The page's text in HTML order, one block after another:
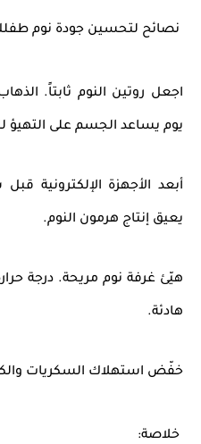
نصائح لتحسين جودة نوم
اجعل روتين النوم ثابتاً.
يوم يساعد الجسم على التهيؤ
أبعد الأجهزة الإلكترونية
يعيق إنتاج هرمون النوم.
هيّئ غرفة نوم مريحة. درجة
هادئة.
خفّض استهلاك السكريات
خلاصة: